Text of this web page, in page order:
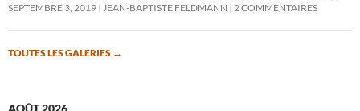
SEPTEMBRE 3, 2019
JEAN-BAPTISTE FELDMANN 2 COMMENTAIRES
TOUTES LES GALERIES →
AOÛT 2026